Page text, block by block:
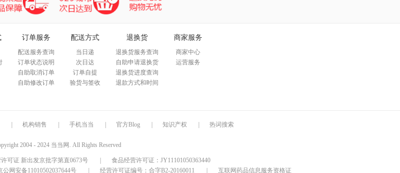
订单服务
配送服务查询
订单状态说明
自助取消订单
自助修改订单
配送方式
当日递
次日达
订单自提
验货与签收
退换货
退换货服务查询
自助申请退换货
退换货进度查询
退款方式和时间
商家服务
商家中心
运营服务
机构销售 手机当当 官方Blog 知识产权 热词搜索
2004 - 2024 当当网. All Rights Reserved
可证 新出发京批字第直0673号
食品经营许可证：JY11101050363440
公网安备11010502037644号 经营许可证编号：合字B2-20160011 互联网药品信息服务资格证